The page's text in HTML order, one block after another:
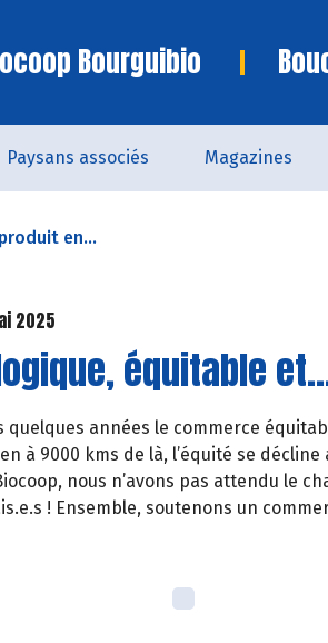
Bourguibio
Paysans associés Magazines
en...
2025
équitable
quelques années le commerce
à 9000 kms de là, l’équité se décline
nous n’avons pas attendu le
! Ensemble, soutenons un